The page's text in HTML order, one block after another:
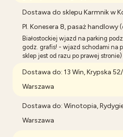
Dostawa do sklepu Karmnik w
Pl. Konesera 8, pasaż handlowy
Białostockiej wjazd na parking
godz. grafis! - wjazd schodami na
sklep jest od razu po prawej stronie)
Dostawa do: 13 Win, Krypska
Warszawa
Dostawa do: Winotopia,
Warszawa